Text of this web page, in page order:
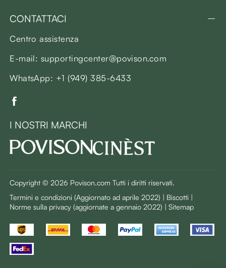
CONTATTACI
Centro assistenza
E-mail: supportingcenter@povison.com
WhatsApp: +1 (949) 385-6433
I NOSTRI MARCHI
Copyright © 2026 Povison.com Tutti i diritti riservati.
Termini e condizioni(Aggiornato ad aprile 2022) | Biscotti |
Norme sulla privacy(aggiornate a gennaio 2022) | Sitemap